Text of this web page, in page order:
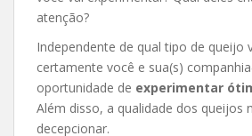
atenção?
Independente de qual tipo de queijo
certamente você e sua(s)
oportunidade de experimentar
Além disso, a qualidade dos queijos
decepcionar.